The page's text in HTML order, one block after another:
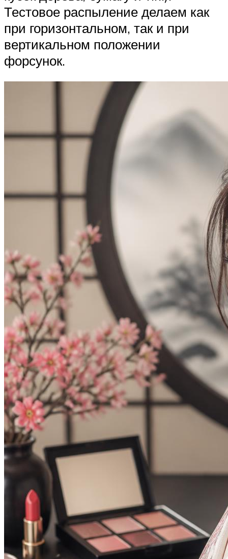
Тестовое распыление делаем как
при горизонтальном, так и при
вертикальном положении
форсунок.